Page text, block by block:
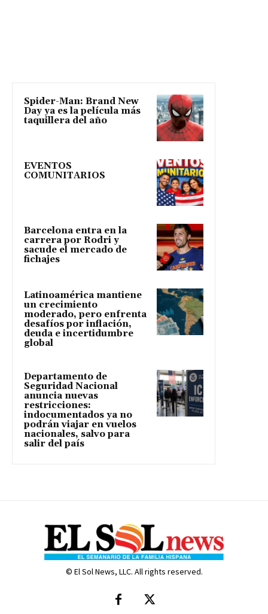
Spider-Man: Brand New
Day ya es la película más
taquillera del año
EVENTOS
COMUNITARIOS
Barcelona entra en la
carrera por Rodri y
sacude el mercado de
fichajes
Latinoamérica mantiene
un crecimiento
moderado, pero enfrenta
desafíos por inflación,
deuda e incertidumbre
global
Departamento de
Seguridad Nacional
anuncia nuevas
restricciones:
indocumentados ya no
podrán viajar en vuelos
nacionales, salvo para
salir del país
© El Sol News, LLC. All rights reserved.